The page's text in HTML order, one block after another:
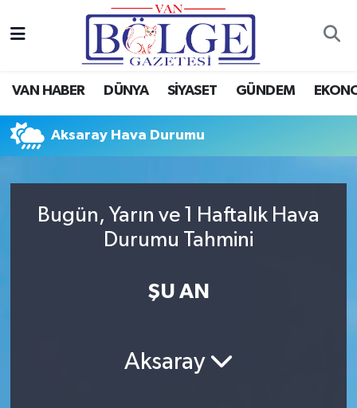
VAN HABER DÜNYA SİYASET GÜNDEM
Aksaray Hava Durumu
Bugün, Yarın ve 1 Haftalık Hava
Durumu Tahmini
ŞU AN
Aksaray
Van Haber
Gündem
Spor
Ekonomi
Hava Durumu
Puan Durumu ve Fikstür
Tüm Manşetler
Son Dakika Haberleri